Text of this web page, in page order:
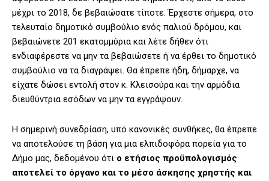
μέχρι το 2018, δε βεβαιώσατε τίποτε. Έρχεστε σήμερα, στο
τελευταίο δημοτικό συμβούλιο ενός παλιού δρόμου, και
βεβαιώνετε 201 εκατομμύρια και λέτε δήθεν ότι
ενδιαφέρεστε να μην τα βεβαιώσετε ή να έρθει το δημοτικό
συμβούλιο να τα διαγράψει. Θα έπρεπε ήδη, δήμαρχε, να
είχατε δώσει εντολή στον κ. Κλεισούρα και την αρμόδια
διευθύντρια εσόδων να μην τα εγγράψουν.
Η σημερινή συνεδρίαση, υπό κανονικές συνθήκες, θα έπρεπε
να αποτελούσε τη βάση για μια ελπιδοφόρα πορεία για το
Δήμο μας, δεδομένου ότι ο ετήσιος προϋπολογισμός
αποτελεί το όργανο και το μέσο άσκησης χρηστής και